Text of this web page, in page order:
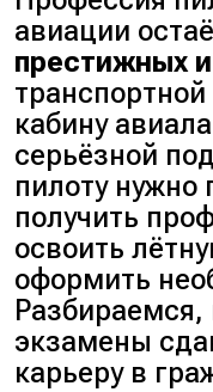
авиации
престижных
кабину
серьёзной
пилоту
получить
освоить
оформить
Разбираемся,
экзамены
карьеру в